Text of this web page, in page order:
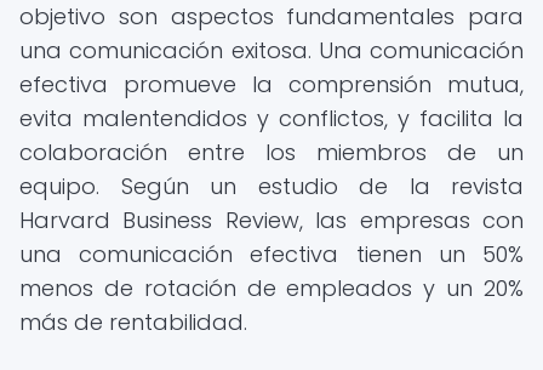
objetivo son aspectos fundamentales para
una comunicación exitosa. Una comunicación
efectiva promueve la comprensión mutua,
evita malentendidos y conflictos, y facilita la
colaboración entre los miembros de un
equipo. Según un estudio de la revista
Harvard Business Review, las empresas con
una comunicación efectiva tienen un 50%
menos de rotación de empleados y un 20%
más de rentabilidad.